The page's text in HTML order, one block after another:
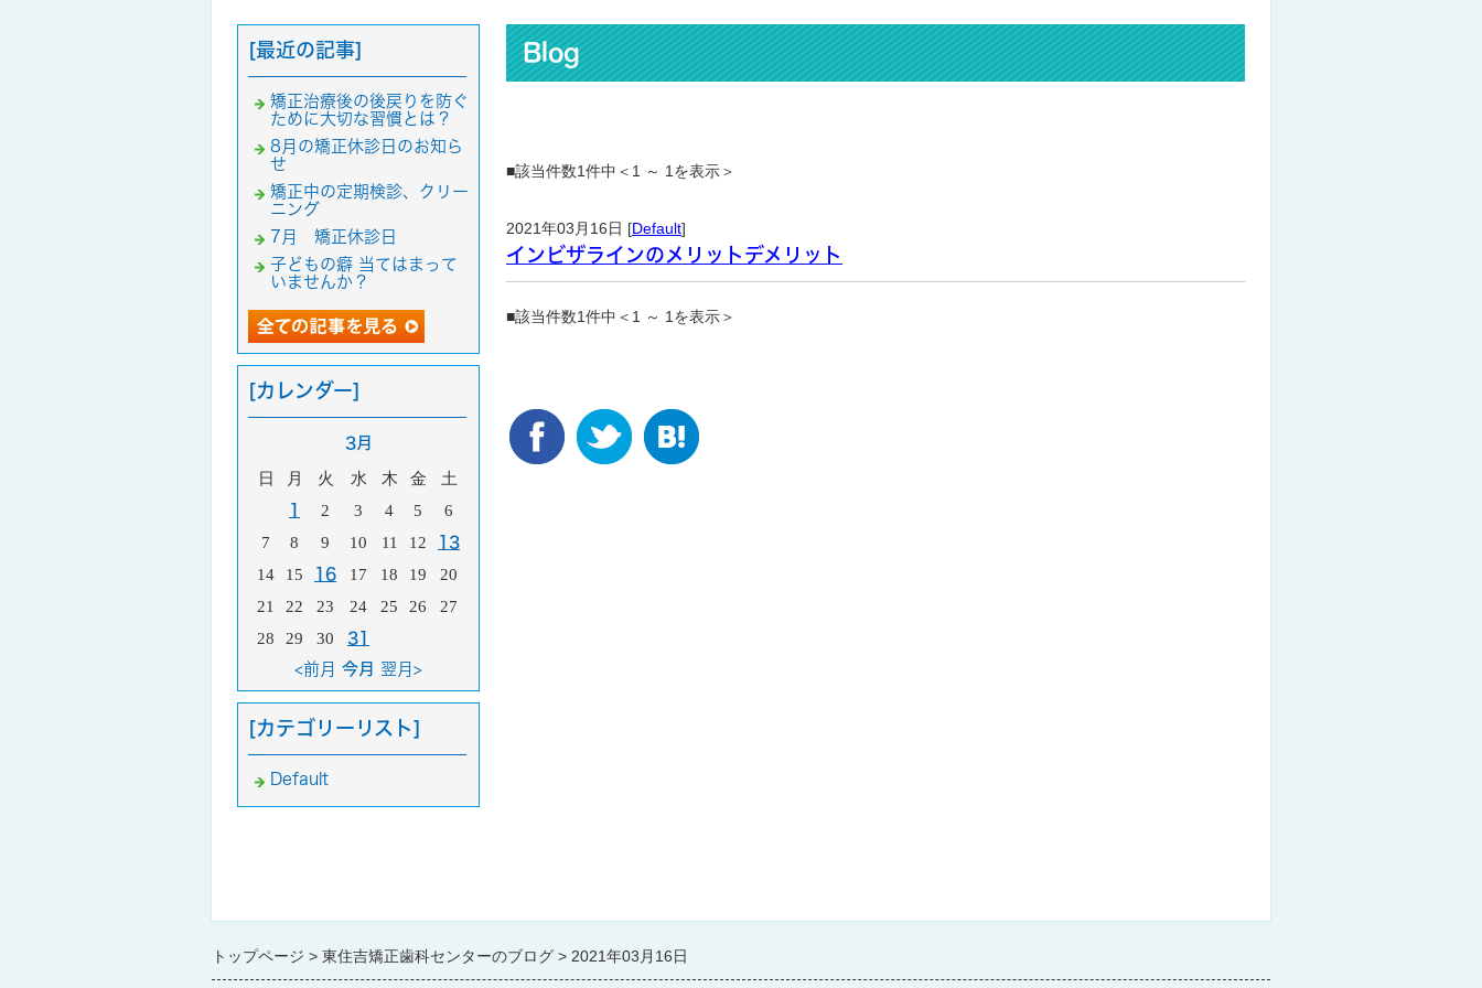
Blog
■該当件数1件中＜1 ～ 1を表示＞
2021年03月16日 [Default]
インビザラインのメリットデメリット
■該当件数1件中＜1 ～ 1を表示＞
[最近の記事]
矯正治療後の後戻りを防ぐ
ために大切な習慣とは？
8月の矯正休診日のお知ら
せ
矯正中の定期検診、クリー
ニング
7月 矯正休診日
子どもの癖 当てはまって
いませんか？
[カレンダー]
3月
日 月 火 水 木 金 土
1 2 3 4 5
6
7
8 9 10 11 12 13
14 15 16 17 18 19
20
21
22 23 24 25 26
27
28
29 30
31
<前月 今月 翌月>
[カテゴリーリスト]
Default
トップページ 東住吉矯正歯科センターのブログ 2021年03月16日